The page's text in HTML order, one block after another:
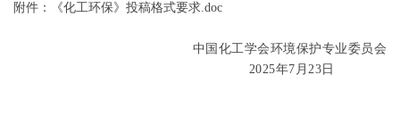
附件：《化工环保》投稿格式要求.doc
中国化工学会环境保护专业委员会
2025年7 月23 日